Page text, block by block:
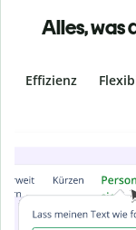
Alles, was
Effizienz